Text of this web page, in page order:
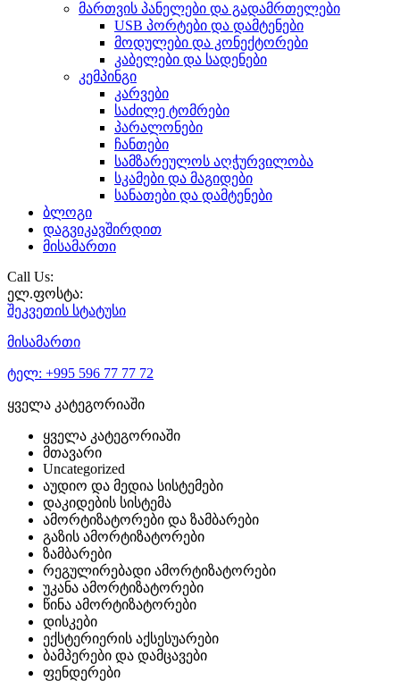
მართვის პანელები და გადამრთელები
USB პორტები და დამტენები
მოდულები და კონექტორები
კაბელები და სადენები
კემპინგი
კარვები
საძილე ტომრები
პარალონები
ჩანთები
სამზარეულოს აღჭურვილობა
სკამები და მაგიდები
სანათები და დამტენები
ბლოგი
დაგვიკავშირდით
მისამართი
Call Us:
ელ.ფოსტა:
შეკვეთის სტატუსი
მისამართი
ტელ: +995 596 77 77 72
ყველა კატეგორიაში
ყველა კატეგორიაში
მთავარი
Uncategorized
აუდიო და მედია სისტემები
დაკიდების სისტემა
ამორტიზატორები და ზამბარები
გაზის ამორტიზატორები
ზამბარები
რეგულირებადი ამორტიზატორები
უკანა ამორტიზატორები
წინა ამორტიზატორები
დისკები
ექსტერიერის აქსესუარები
ბამპერები და დამცავები
ფენდერები